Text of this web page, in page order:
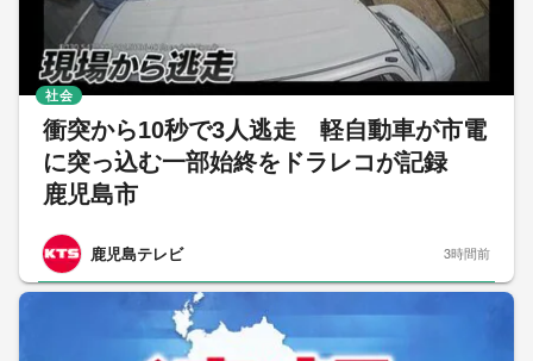
衝突から10秒で3人逃走 軽自動車が市電
に突っ込む一部始終をドラレコが記録
鹿児島市
鹿児島テレビ
社会
3時間前